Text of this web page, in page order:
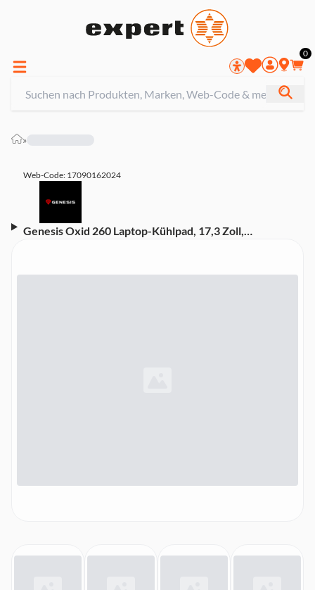
0
»
Web-Code: 17090162024
Genesis Oxid 260 Laptop-Kühlpad, 17,3 Zoll,